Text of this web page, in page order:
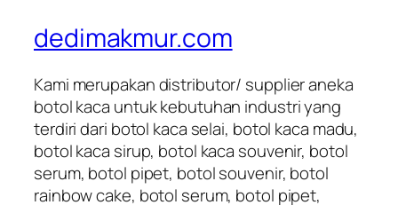
dedimakmur.com
Kami merupakan distributor/ supplier aneka
botol kaca untuk kebutuhan industri yang
terdiri dari botol kaca selai, botol kaca madu,
botol kaca sirup, botol kaca souvenir, botol
serum, botol pipet, botol souvenir, botol
rainbow cake, botol serum, botol pipet,